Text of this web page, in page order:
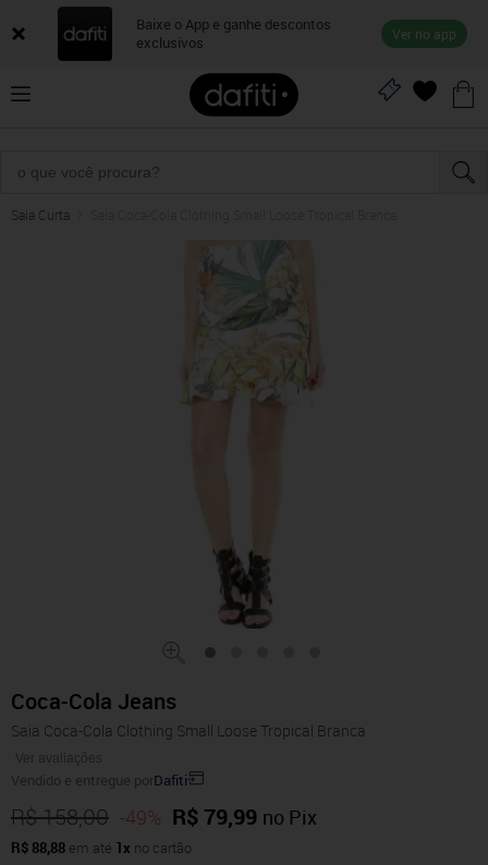
Baixe o App e ganhe descontos
exclusivos
Ver no app
Saia Curta
Coca-Cola Jeans
Saia Coca-Cola Clothing Small Loose Tropical Branca
Ver avaliações
Vendido e entregue porDafiti
R$ 158,00 -49% R$ 79,99 no Pix
R$ 88,88 em até 1x no cartão